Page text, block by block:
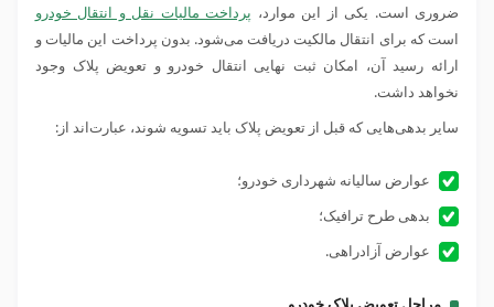
ضروری است. یکی از این موارد، پرداخت مالیات نقل و انتقال خودرو
است که برای انتقال مالکیت دریافت می‌شود. بدون پرداخت این مالیات و
ارائه رسید آن، امکان ثبت نهایی انتقال خودرو و تعویض پلاک وجود
نخواهد داشت.
سایر بدهی‌هایی که قبل از تعویض پلاک باید تسویه شوند، عبارت‌اند از:
عوارض سالیانه شهرداری خودرو؛
بدهی طرح ترافیک؛
عوارض آزادراهی.